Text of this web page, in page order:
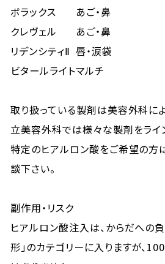
ボラックス
あご・鼻
クレヴェル
あご・鼻
リデンシティⅡ 唇・涙袋
ビタールライトマルチ
取り扱っている製剤は美容外科に
立美容外科では様々な製剤をライ
特定のヒアルロン酸をご希望の方
談下さい。
副作用・リスク
ヒアルロン酸注入は、からだへの
形」のカテゴリーに入りますが、